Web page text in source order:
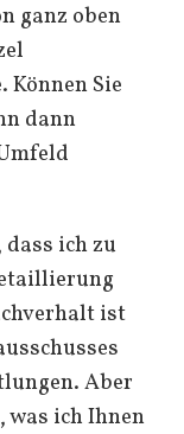
ganz oben
Sie
dann
ich zu
ist
Aber
was ich Ihnen